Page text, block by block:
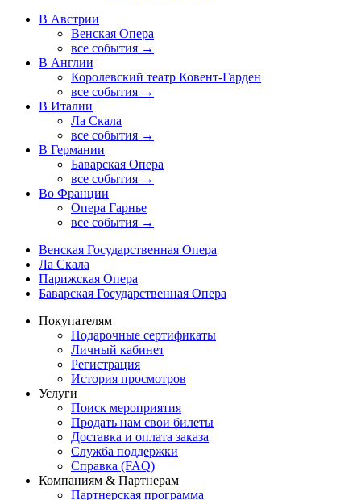
В Австрии
Венская Опера
все события →
В Англии
Королевский театр Ковент-Гарден
все события →
В Италии
Ла Скала
все события →
В Германии
Баварская Опера
все события →
Во Франции
Опера Гарнье
все события →
Венская Государственная Опера
Ла Скала
Парижская Опера
Баварская Государственная Опера
Покупателям
Подарочные сертификаты
Личный кабинет
Регистрация
История просмотров
Услуги
Поиск мероприятия
Продать нам свои билеты
Доставка и оплата заказа
Служба поддержки
Справка (FAQ)
Компаниям & Партнерам
Партнерская программа